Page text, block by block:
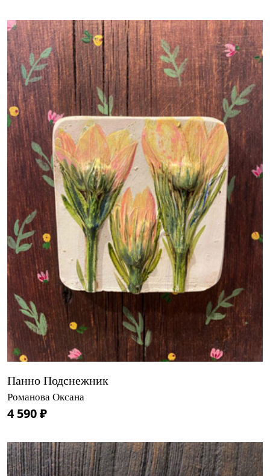
Панно Подснежник
Романова Оксана
4 590 ₽